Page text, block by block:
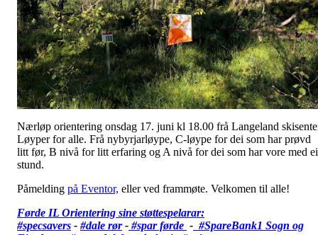
Nærløp orientering onsdag 17. juni kl 18.00 frå Langeland
Løyper for alle. Frå nybyrjarløype, C-løype for dei som har prøvd
litt før, B nivå for litt erfaring og A nivå for dei som har vore med ei
stund.
Påmelding på Eventor, eller ved frammøte. Velkomen til alle!
Førde IL Orientering sine støttespelarar:
#specsavers - #dale rør- #spar førde - #SpareBank1 Sogn og